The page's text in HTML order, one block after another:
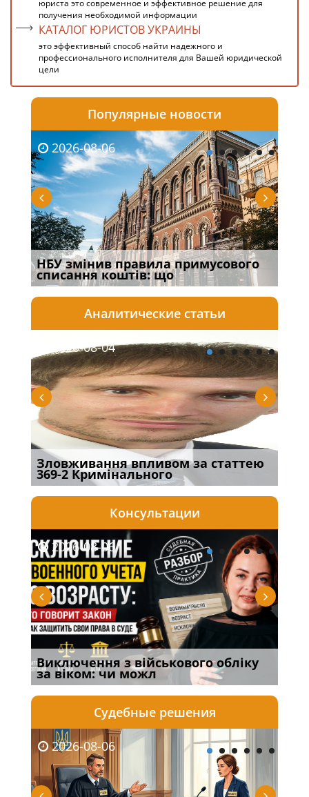
юриста это современное и эффективное решение для
получения необходимой информации
КАТАЛОГ ЮРИСТОВ УКРАИНЫ
это эффективный способ найти надежного и
профессионального исполнителя для Вашей юридической
цели
Популярные новости
2026-08-06
НБУ змінив правила примусового
списання коштів: що
Аналитические статьи
2026-08-04
Зловживання впливом за статтею
369-2 Кримінального
Консультации
2026-08-06
Виключення з військового обліку
за віком: чи можл
Судебные решения
2026-08-06